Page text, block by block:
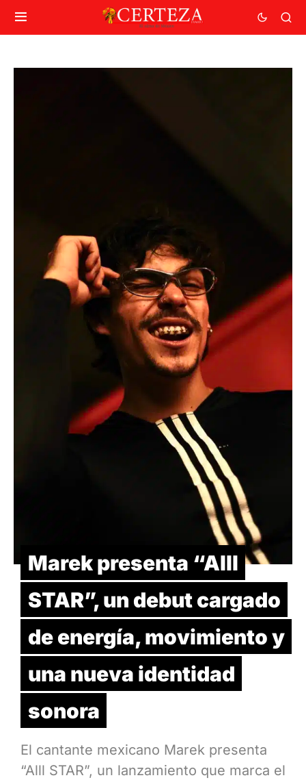
Marek presenta “Alll
STAR”, un debut cargado
de energía, movimiento y
una nueva identidad
sonora
El cantante mexicano Marek presenta
“Alll STAR”, un lanzamiento que marca el